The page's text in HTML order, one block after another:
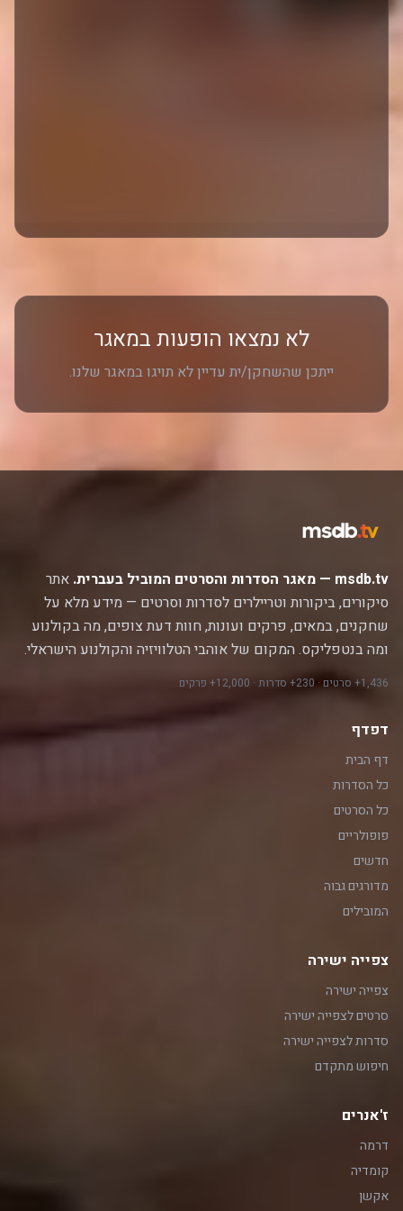
לא נמצאו הופעות במאגר
ייתכן שהשחקן/ית עדיין לא תויגו במאגר שלנו.
msdb.tv — מאגר הסדרות והסרטים המוביל בעברית.
אתר
סיקורים, ביקורות וטריילרים לסדרות וסרטים — מידע מלא על
שחקנים, במאים, פרקים ועונות, חוות דעת צופים, מה בקולנוע
ומה בנטפליקס. המקום של אוהבי הטלוויזיה והקולנוע הישראלי.
1,436+ סרטים · 230+ סדרות · 12,000+ פרקים
דפדף
דף הבית
כל הסדרות
כל הסרטים
פופולריים
חדשים
מדורגים גבוה
המובילים
צפייה ישירה
צפייה ישירה
סרטים לצפייה ישירה
סדרות לצפייה ישירה
חיפוש מתקדם
ז'אנרים
דרמה
קומדיה
אקשן